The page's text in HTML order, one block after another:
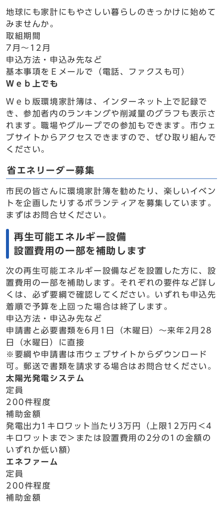
地球にも家計にもやさしい暮らしのきっかけに始めて
みませんか。
取組期間
7月～12月
申込方法・申込み先など
基本事項をＥメールで（電話、ファクスも可）
Ｗｅｂ上でも
Ｗｅｂ版環境家計簿は、インターネット上で記録で
き、参加者内のランキングや削減量のグラフも表示さ
れます。職場やグループでの参加もできます。市ウェ
ブサイトからアクセスできますので、ぜひ取り組んで
ください。
省エネリーダー募集
市民の皆さんに環境家計簿を勧めたり、楽しいイベン
トを企画したりするボランティアを募集しています。
まずはお問合せください。
再生可能エネルギー設備
設置費用の一部を補助します
次の再生可能エネルギー設備などを設置した方に、設
置費用の一部を補助します。それぞれの要件など詳し
くは、必ず要綱で確認してください。いずれも申込先
着順で予算を上回った場合は終了します。
申込方法・申込み先など
申請書と必要書類を6月1日（木曜日）～来年2月28
日（水曜日）に直接
※要綱や申請書は市ウェブサイトからダウンロード
可。郵送で書類を請求する場合はお問合せください。
太陽光発電システム
定員
200件程度
補助金額
発電出力1キロワット当たり3万円（上限12万円＜4
キロワットまで＞または設置費用の2分の1の金額の
いずれか低い額）
エネファーム
定員
200件程度
補助金額